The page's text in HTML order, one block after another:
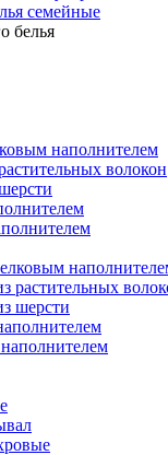
семейные
белья
наполнителем
волокон
растительных
шерсти